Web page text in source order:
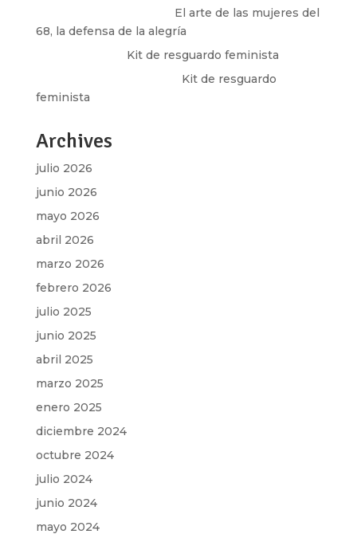
El arte de las mujeres del
68, la defensa de la alegría
Kit de resguardo feminista
Kit de resguardo
feminista
Archives
julio 2026
junio 2026
mayo 2026
abril 2026
marzo 2026
febrero 2026
julio 2025
junio 2025
abril 2025
marzo 2025
enero 2025
diciembre 2024
octubre 2024
julio 2024
junio 2024
mayo 2024